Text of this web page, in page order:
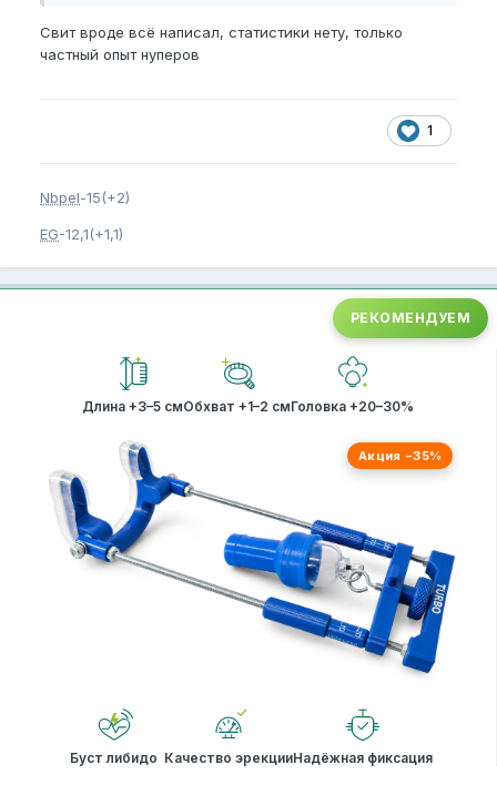
Свит вроде всё написал, статистики нету, только
частный опыт нуперов
1
Nbpel-15(+2)
EG-12,1(+1,1)
РЕКОМЕНДУЕМ
Длина +3–5 смОбхват +1–2 смГоловка +20–30%
Акция −35%
Буст либидо Качество эрекцииНадёжная фиксация